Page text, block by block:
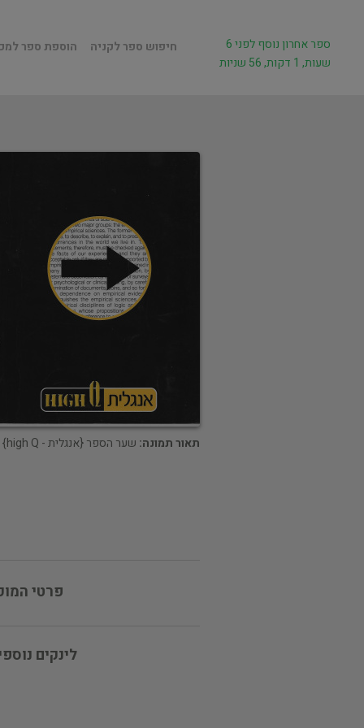
חיפוש ספר לקניה הוספת ספר
ספר אחרון נוסף לפני 6
שעות, 1 דקות, 56 שניות
תאור תמונה: שער הספר {אנגלית - high Q}
פרטי
לינקים